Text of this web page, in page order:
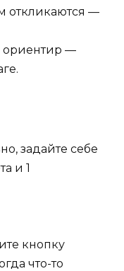
откликаются —
ориентир —
задайте себе
и 1
кнопку
что-то